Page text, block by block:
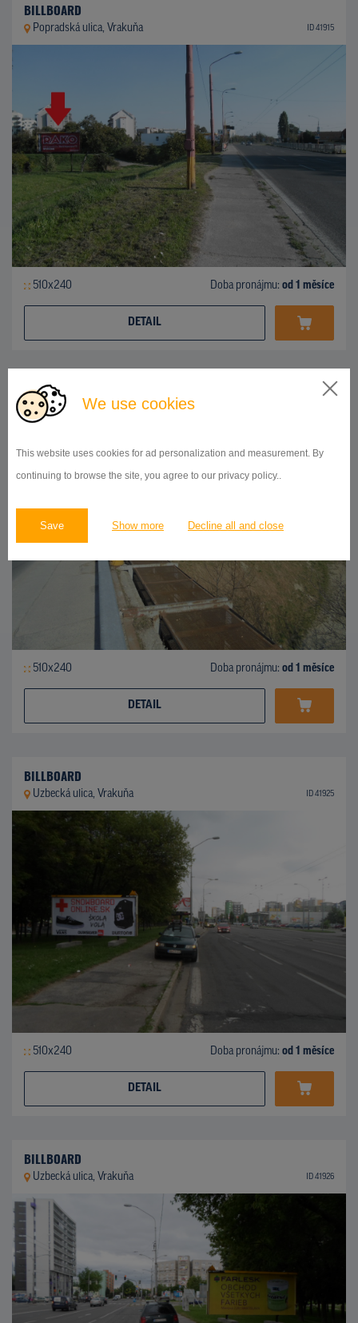
We use cookies
This website uses cookies for ad personalization and measurement. By
continuing to browse the site, you agree to our privacy policy..
Save Show more Decline all and close
BILLBOARD
Popradská ulica, Vrakuňa ID 41915
510x240 Doba pronájmu: od 1 měsíce
DETAIL
BILLBOARD
Popradská ulica, Vrakuňa
510x240 Doba pronájmu: od 1 měsíce
DETAIL
BILLBOARD
Uzbecká ulica, Vrakuňa ID 41925
510x240 Doba pronájmu: od 1 měsíce
DETAIL
BILLBOARD
Uzbecká ulica, Vrakuňa ID 41926